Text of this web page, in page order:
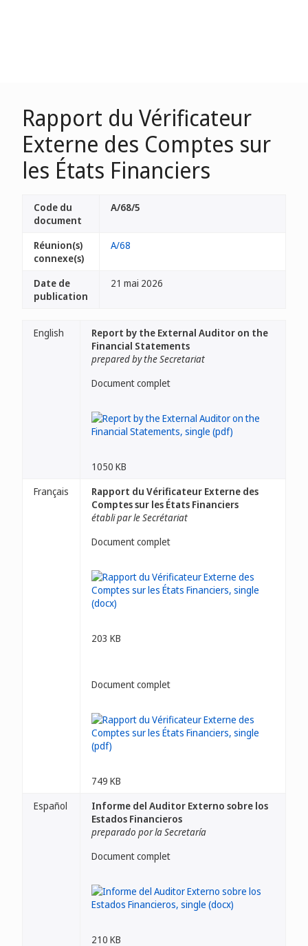
Rapport du Vérificateur
Externe des Comptes sur
les États Financiers
Code du
document
A/68/5
Réunion(s)
connexe(s)
A/68
Date de
publication
21 mai 2026
English
Report by the External Auditor on the
Financial Statements
prepared by the Secretariat
Document complet
1050 KB
Français
Rapport du Vérificateur Externe des
Comptes sur les États Financiers
établi par le Secrétariat
Document complet
203 KB
Document complet
749 KB
Español
Informe del Auditor Externo sobre los
Estados Financieros
preparado por la Secretaría
Document complet
210 KB